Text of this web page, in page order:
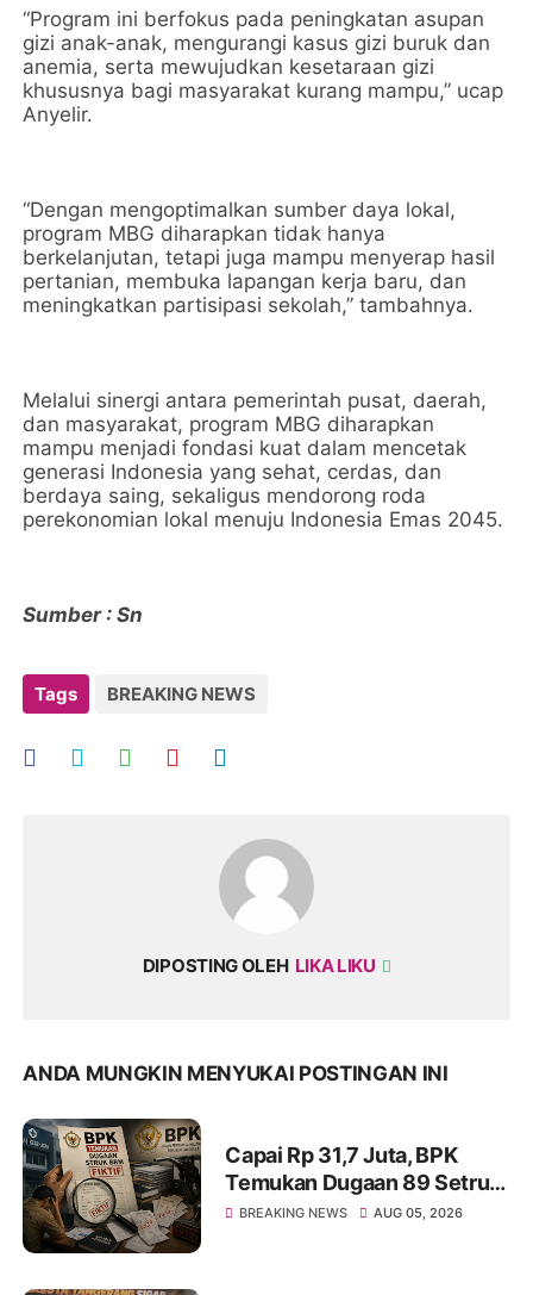
“Program ini berfokus pada peningkatan asupan
gizi anak-anak, mengurangi kasus gizi buruk dan
anemia, serta mewujudkan kesetaraan gizi
khususnya bagi masyarakat kurang mampu,” ucap
Anyelir.
“Dengan mengoptimalkan sumber daya lokal,
program MBG diharapkan tidak hanya
berkelanjutan, tetapi juga mampu menyerap hasil
pertanian, membuka lapangan kerja baru, dan
meningkatkan partisipasi sekolah,” tambahnya.
Melalui sinergi antara pemerintah pusat, daerah,
dan masyarakat, program MBG diharapkan
mampu menjadi fondasi kuat dalam mencetak
generasi Indonesia yang sehat, cerdas, dan
berdaya saing, sekaligus mendorong roda
perekonomian lokal menuju Indonesia Emas 2045.
Sumber : Sn
Tags BREAKING NEWS
DIPOSTING OLEH LIKA LIKU
ANDA MUNGKIN MENYUKAI POSTINGAN INI
Capai Rp 31,7 Juta, BPK
Temukan Dugaan 89 Setruk
BBM Fiktif di Dinkes Kota
BREAKING NEWS AUG 05, 2026